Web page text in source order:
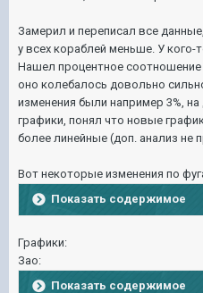
Замерил и переписал все
у всех кораблей меньше. У кого-
Нашел процентное
оно колебалось довольно
изменения были например 3%,
графики, понял что новые
более линейные (доп. анализ не
Вот некоторые изменения по
Показать содержимое
Графики:
Зао:
Показать содержимое